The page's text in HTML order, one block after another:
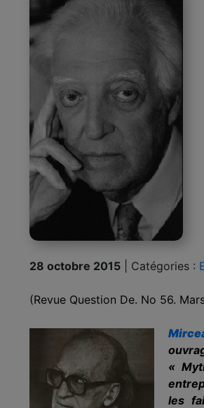
28 octobre 2015 Catégories :
(Revue Question De. No 56.
«
les